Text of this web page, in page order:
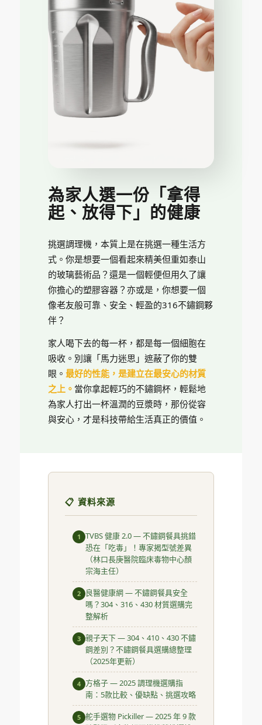
為家人選一份「拿得
起、放得下」的健康
挑選調理機，本質上是在挑選一種生活方
式。你是想要一個看起來精美但重如泰山
的玻璃藝術品？還是一個輕便但用久了讓
你擔心的塑膠容器？亦或是，你想要一個
像老友般可靠、安全、輕盈的316不鏽鋼夥
伴？
家人喝下去的每一杯，都是每一個細胞在
吸收。別讓「馬力迷思」遮蔽了你的雙
眼。最好的性能，是建立在最安心的材質
之上。 當你拿起輕巧的不鏽鋼杯，輕鬆地
為家人打出一杯溫潤的豆漿時，那份從容
與安心，才是科技帶給生活真正的價值。
📋 資料來源
1
TVBS 健康 2.0 — 不鏽鋼餐具挑錯
恐在「吃毒」！專家揭型號差異
（林口長庚醫院臨床毒物中心顏
宗海主任）
2
良醫健康網 — 不鏽鋼餐具安全
嗎？304、316、430 材質選購完
整解析
3 親子天下 — 304、410、430 不鏽
鋼差別？不鏽鋼餐具選購總整理
（2025年更新）
4 方格子 — 2025 調理機選購指
南：5款比較、優缺點、挑選攻略
5 舵手選物 Pickiller — 2025 年 9 款